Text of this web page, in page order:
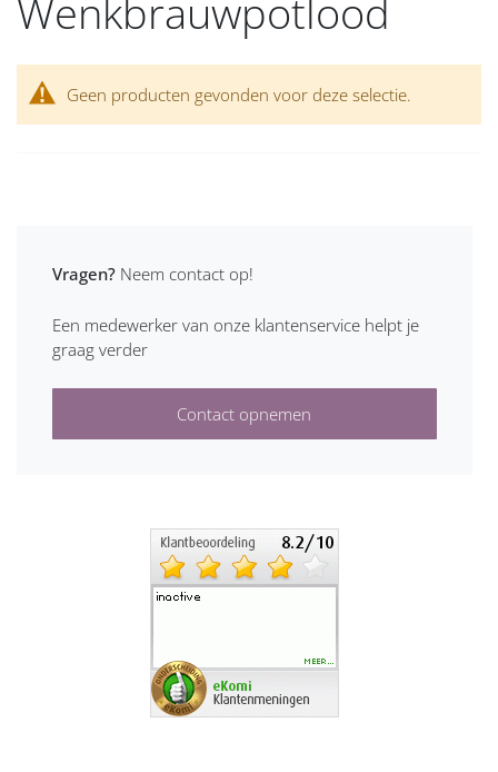
Wenkbrauwpotlood
Geen producten gevonden voor deze selectie.
Vragen? Neem contact op!
Een medewerker van onze klantenservice helpt je
graag verder
Contact opnemen